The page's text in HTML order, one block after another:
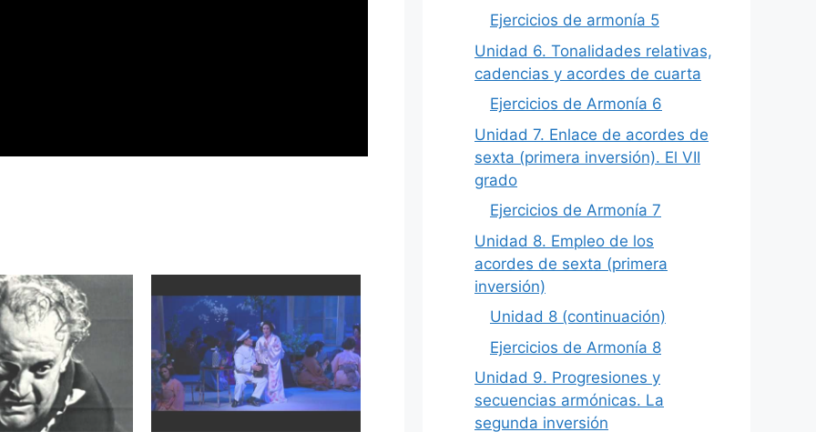
Ejercicios de armonía 5
Unidad 6. Tonalidades relativas,
cadencias y acordes de cuarta
Ejercicios de Armonía 6
Unidad 7. Enlace de acordes de
sexta (primera inversión). El VII
grado
Ejercicios de Armonía 7
Unidad 8. Empleo de los
acordes de sexta (primera
inversión)
Unidad 8 (continuación)
Ejercicios de Armonía 8
Unidad 9. Progresiones y
secuencias armónicas. La
segunda inversión